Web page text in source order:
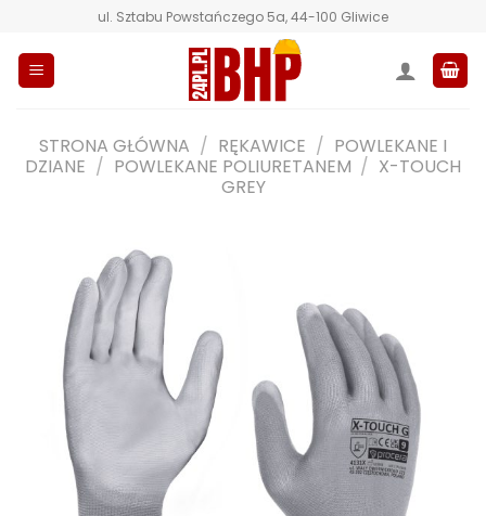
zawartości
ul. Sztabu Powstańczego 5a, 44-100 Gliwice
STRONA GŁÓWNA / RĘKAWICE / POWLEKANE I
DZIANE / POWLEKANE POLIURETANEM / X-TOUCH
GREY